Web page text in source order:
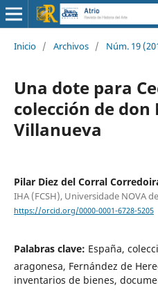
Inicio / Archivos / Núm. 19
Una dote para
colección de
Villanueva
Pilar Diez del Corral
IHA (FCSH), Universidade NOVA
https://orcid.org/0000-0001-6728-5205
Palabras clave: España,
aragonesa, Fernández de
inventarios de bienes,